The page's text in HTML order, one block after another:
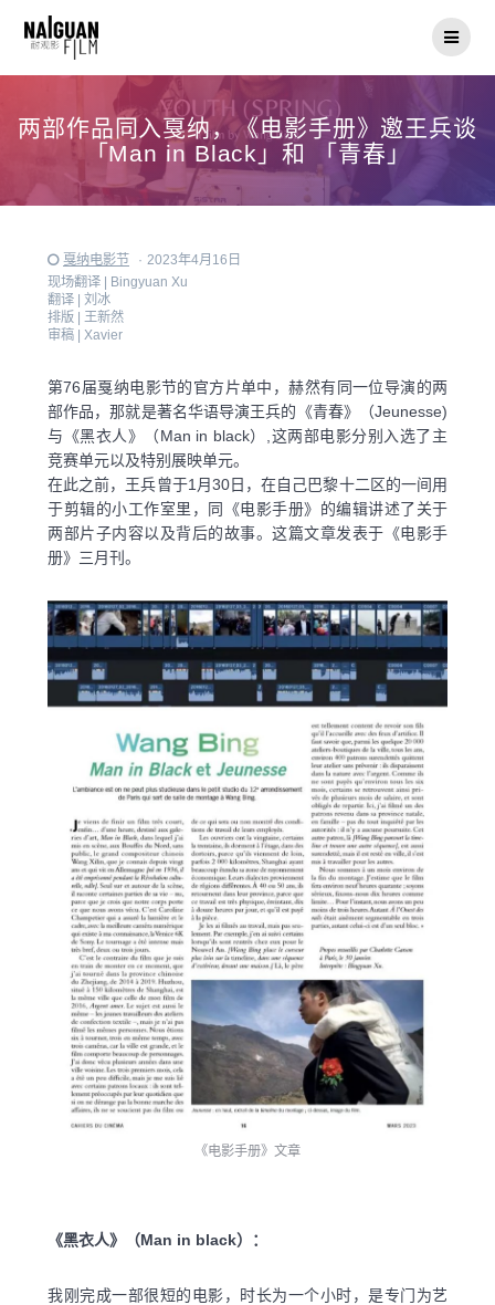
两部作品同入戛纳，《电影手册》邀王兵谈
「Man in Black」和 「青春」
戛纳电影节 · 2023年4月16日
现场翻译 | Bingyuan Xu
翻译 | 刘冰
排版 | 王新然
审稿 | Xavier
第76届戛纳电影节的官方片单中，赫然有同一位导演的两
部作品，那就是著名华语导演王兵的《青春》（Jeunesse)
与《黑衣人》（Man in black）,这两部电影分别入选了主
竞赛单元以及特别展映单元。
在此之前，王兵曾于1月30日，在自己巴黎十二区的一间用
于剪辑的小工作室里，同《电影手册》的编辑讲述了关于
两部片子内容以及背后的故事。这篇文章发表于《电影手
册》三月刊。
​《电影手册》文章
《黑衣人》（Man in black）：
我刚完成一部很短的电影，时长为一个小时，是专门为艺